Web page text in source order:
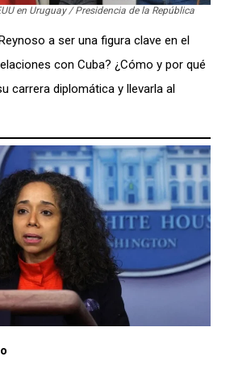
en Uruguay / Presidencia de la República
a ser una figura clave en el
con Cuba? ¿Cómo y por qué
carrera diplomática y llevarla al